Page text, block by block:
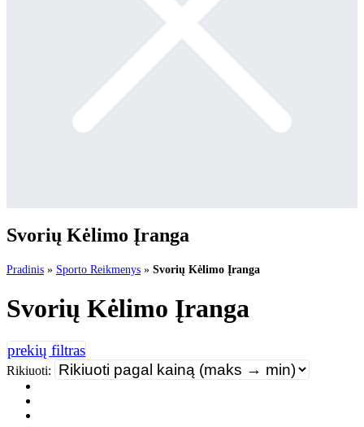
Svorių Kėlimo Įranga
Pradinis » Sporto Reikmenys » Svorių Kėlimo Įranga
Svorių Kėlimo Įranga
Rikiuoti: